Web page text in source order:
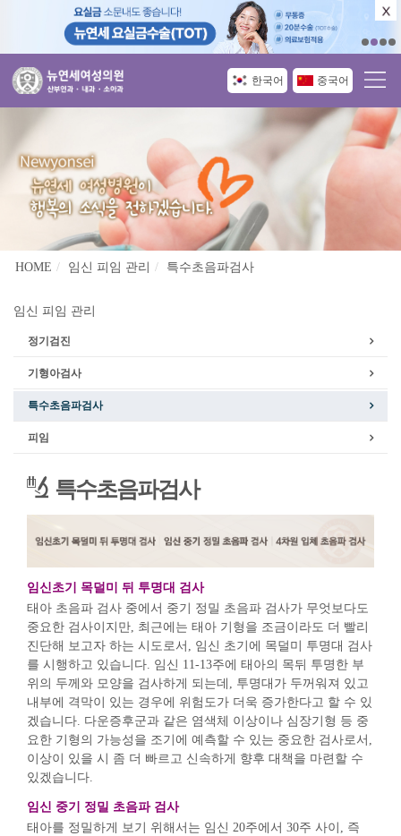
한국어 중국어
HOME 임신 피임 관리 특수초음파검사
임신 피임 관리
정기검진
기형아검사
특수초음파검사
피임
특수초음파검사
임신초기 목덜미 뒤 투명대 검사
태아 초음파 검사 중에서 중기 정밀 초음파 검사가 무엇보다도
중요한 검사이지만, 최근에는 태아 기형을 조금이라도 더 빨리
진단해 보고자 하는 시도로서, 임신 초기에 목덜미 투명대 검사
를 시행하고 있습니다. 임신 11-13주에 태아의 목뒤 투명한 부
위의 두께와 모양을 검사하게 되는데, 투명대가 두꺼워져 있고
내부에 격막이 있는 경우에 위험도가 더욱 증가한다고 할 수 있
겠습니다. 다운증후군과 같은 염색체 이상이나 심장기형 등 중
요한 기형의 가능성을 조기에 예측할 수 있는 중요한 검사로서,
이상이 있을 시 좀 더 빠르고 신속하게 향후 대책을 마련할 수
있겠습니다.
임신 중기 정밀 초음파 검사
태아를 정밀하게 보기 위해서는 임신 20주에서 30주 사이, 즉